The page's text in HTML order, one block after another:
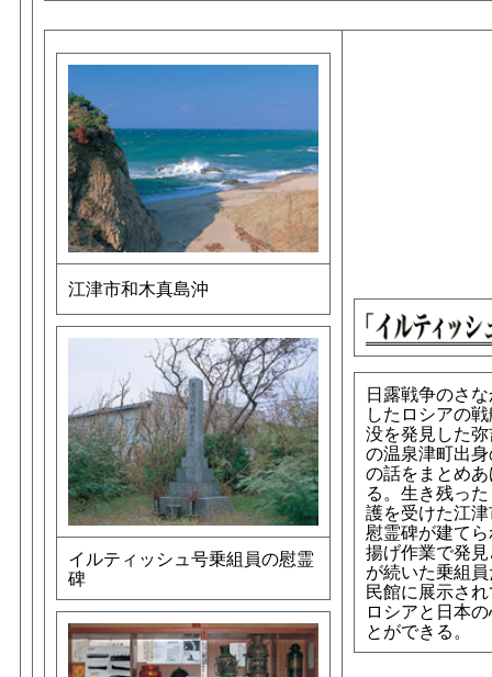
江津市和木真島沖
イルティッシュ号乗組員の慰霊
碑
日露戦争のさ
したロシアの
没を発見した
の温泉津町出
の話をまとめ
る。生き残っ
護を受けた江
慰霊碑が建て
揚げ作業で発
が続いた乗組
民館に展示さ
ロシアと日本
とができる。